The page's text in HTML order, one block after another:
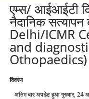
एम्स/ आईआईटी
नैदानिक
Delhi/ICMR
and
Othopaedics)
विवरण
अंतिम बार अपडेट हुआ गुरुवार, 24